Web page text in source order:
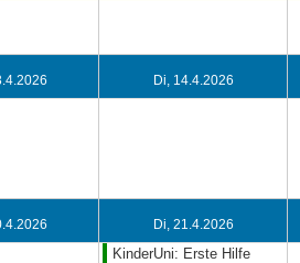
Di, 14.4.2026
Di, 21.4.2026
KinderUni: Erste Hilfe